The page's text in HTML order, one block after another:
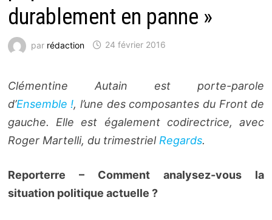
durablement en panne »
par rédaction 24 février 2016
Clémentine Autain est porte-parole
d’Ensemble !, l’une des composantes du Front de
gauche. Elle est également codirectrice, avec
Roger Martelli, du trimestriel Regards.
Reporterre – Comment analysez-vous la
situation politique actuelle ?